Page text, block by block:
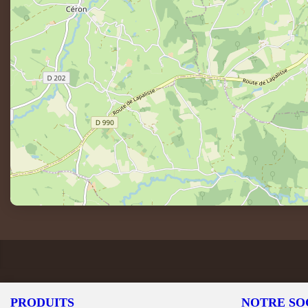
PRODUITS NOTRE